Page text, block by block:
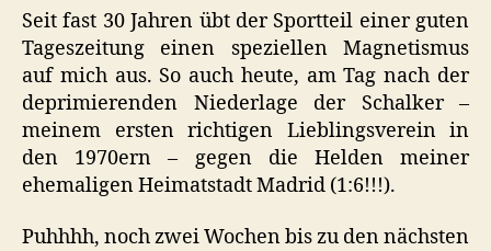
Seit fast 30 Jahren übt der Sportteil einer guten
Tageszeitung einen speziellen Magnetismus
auf mich aus. So auch heute, am Tag nach der
deprimierenden Niederlage der Schalker –
meinem ersten richtigen Lieblingsverein in
den 1970ern – gegen die Helden meiner
ehemaligen Heimatstadt Madrid (1:6!!!).
Puhhhh, noch zwei Wochen bis zu den nächsten